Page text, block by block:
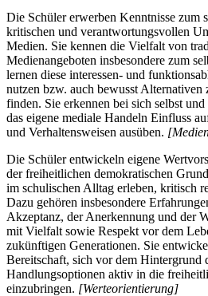
Die Schüler erwerben Kenntnisse zum
kritischen und verantwortungsvollen
Medien. Sie kennen die Vielfalt von
Medienangeboten insbesondere zum
lernen diese interessen- und
nutzen bzw. auch bewusst Alternativen
finden. Sie erkennen bei sich selbst
das eigene mediale Handeln Einfluss
und Verhaltensweisen ausüben.
Die Schüler entwickeln eigene
der freiheitlichen demokratischen
im schulischen Alltag erleben, kritisch
Dazu gehören insbesondere
Akzeptanz, der Anerkennung und der
mit Vielfalt sowie Respekt vor dem
zukünftigen Generationen. Sie
Bereitschaft, sich vor dem Hintergrund
Handlungsoptionen aktiv in die
einzubringen. [Werteorientierung]